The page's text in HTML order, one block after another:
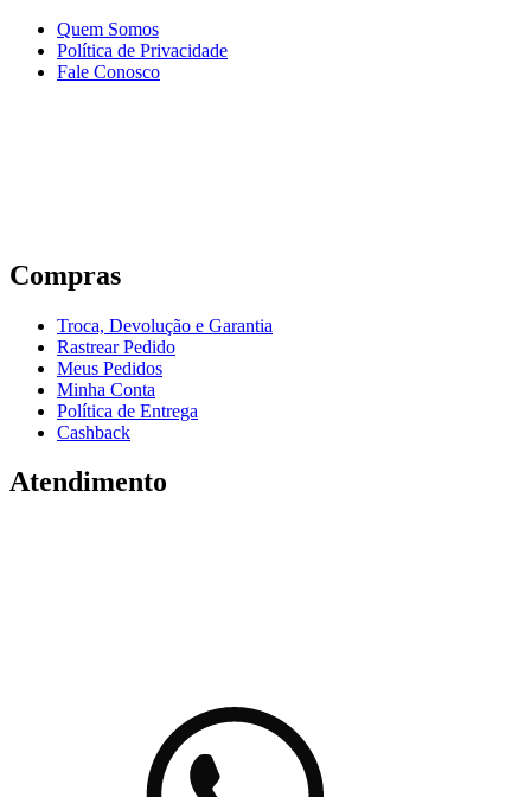
Quem Somos
Política de Privacidade
Fale Conosco
Compras
Troca, Devolução e Garantia
Rastrear Pedido
Meus Pedidos
Minha Conta
Política de Entrega
Cashback
Atendimento